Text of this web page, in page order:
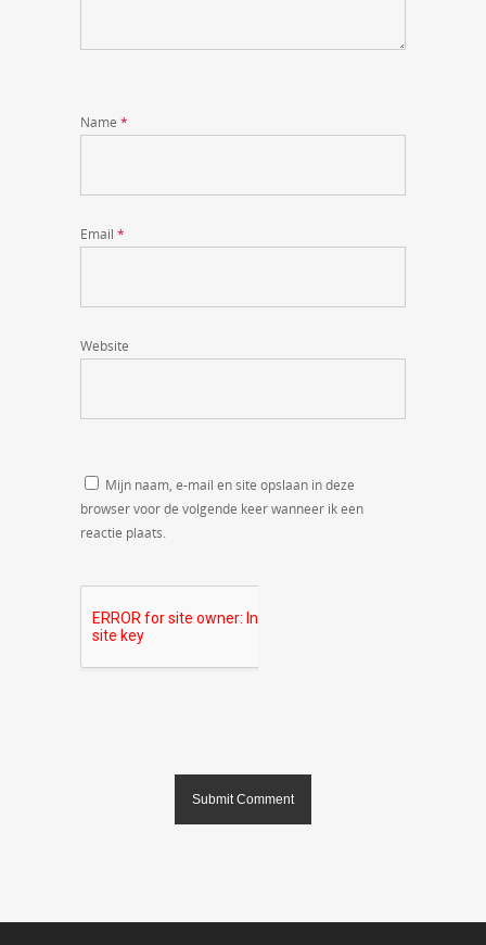
Name *
Email *
Website
Mijn naam, e-mail en site opslaan in deze
browser voor de volgende keer wanneer ik een
reactie plaats.